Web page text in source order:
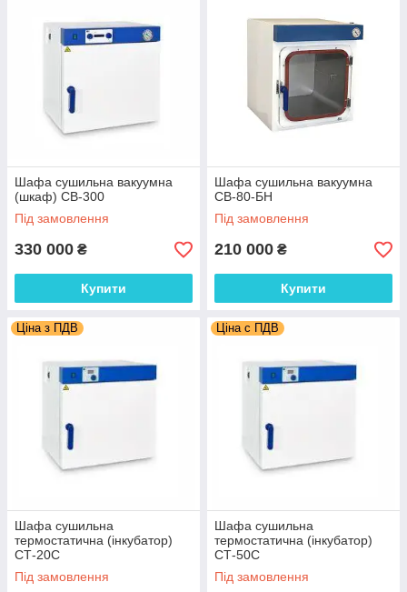
Шафа сушильна вакуумна
(шкаф) СВ-300
Під замовлення
330 000 ₴
Купити
Шафа сушильна вакуумна
СВ-80-БН
Під замовлення
210 000 ₴
Купити
Ціна з ПДВ
Шафа сушильна
термостатична (інкубатор)
СТ-20С
Під замовлення
Ціна с ПДВ
Шафа сушильна
термостатична (інкубатор)
СТ-50С
Під замовлення